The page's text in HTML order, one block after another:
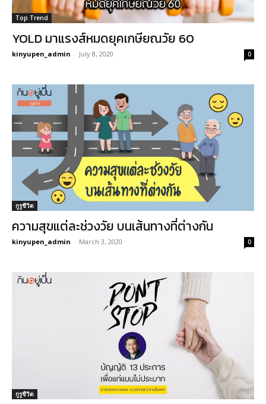
Top Trend
YOLD มาแรงส์หมดยุคเกษียณวัย 60
kinyupen_admin - July 8, 2020 0
กูรูชีวิต
ความสุขแต่ละช่วงวัย บนเส้นทางที่ต่างกัน
kinyupen_admin - March 3, 2020 0
กูรูชีวิต